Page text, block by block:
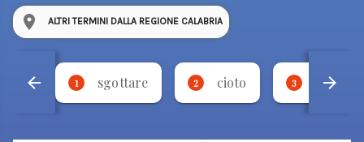
ALTRI TERMINI DALLA REGIONE CALABRIA
1 sgottare 2 cioto 3 fricare